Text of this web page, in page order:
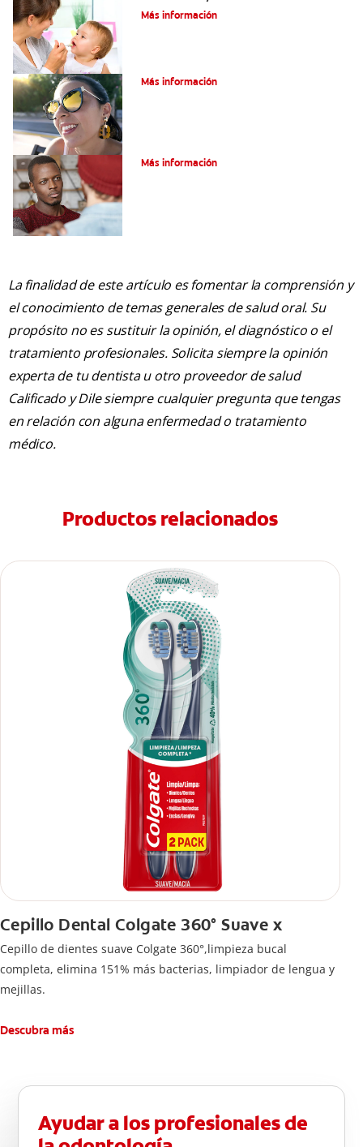
Más información
Más información
Más información
La finalidad de este artículo es fomentar la comprensión y
el conocimiento de temas generales de salud oral. Su
propósito no es sustituir la opinión, el diagnóstico o el
tratamiento profesionales. Solicita siempre la opinión
experta de tu dentista u otro proveedor de salud
Calificado y Dile siempre cualquier pregunta que tengas
en relación con alguna enfermedad o tratamiento
médico.
Productos relacionados
Cepillo Dental Colgate 360° Suave x
Cepillo de dientes suave Colgate 360°,limpieza bucal
completa, elimina 151% más bacterias, limpiador de lengua y
mejillas.
Descubra más
Ayudar a los profesionales de